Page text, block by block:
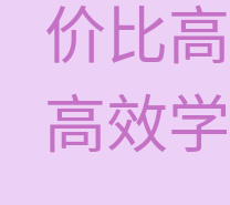
价比
高效学